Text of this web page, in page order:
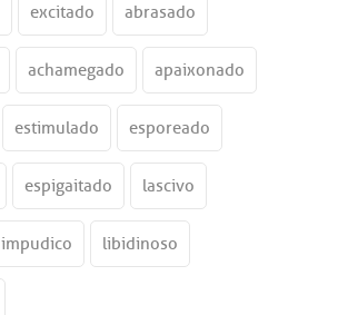
excitado abrasado
achamegado apaixonado
estimulado esporeado
espigaitado lascivo
impudico libidinoso